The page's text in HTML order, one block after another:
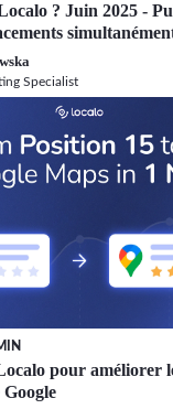
? Juin 2025 -
Specialist
pour améliorer